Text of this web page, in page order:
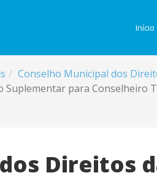
Início
Conselho Municipal dos
Suplementar para
Direitos